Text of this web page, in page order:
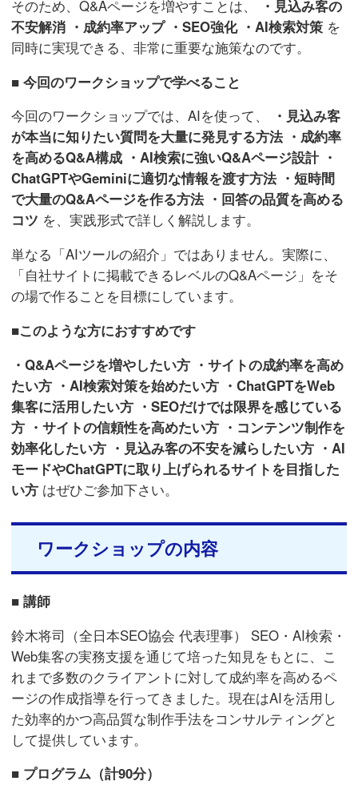
そのため、Q&Aページを増やすことは、
・見込み客の
不安解消 ・成約率アップ ・SEO強化 ・AI検索対策 を
同時に実現できる、非常に重要な施策なのです。
■ 今回のワークショップで学べること
今回のワークショップでは、AIを使って、
・見込み客
が本当に知りたい質問を大量に発見する方法 ・成約率
を高めるQ&A構成 ・AI検索に強いQ&Aページ設計 ・
ChatGPTやGeminiに適切な情報を渡す方法 ・短時間
で大量のQ&Aページを作る方法 ・回答の品質を高める
コツ を、実践形式で詳しく解説します。
単なる「AIツールの紹介」ではありません。実際に、
「自社サイトに掲載できるレベルのQ&Aページ」をそ
の場で作ることを目標にしています。
■このような方におすすめです
・Q&Aページを増やしたい方 ・サイトの成約率を高め
たい方 ・AI検索対策を始めたい方 ・ChatGPTをWeb
集客に活用したい方 ・SEOだけでは限界を感じている
方 ・サイトの信頼性を高めたい方 ・コンテンツ制作を
効率化したい方 ・見込み客の不安を減らしたい方 ・AI
モードやChatGPTに取り上げられるサイトを目指した
い方 はぜひご参加下さい。
ワークショップの内容
■ 講師
鈴木将司（全日本SEO協会 代表理事） SEO・AI検索・
Web集客の実務支援を通じて培った知見をもとに、こ
れまで多数のクライアントに対して成約率を高めるペ
ージの作成指導を行ってきました。現在はAIを活用し
た効率的かつ高品質な制作手法をコンサルティングと
して提供しています。
■ プログラム（計90分）